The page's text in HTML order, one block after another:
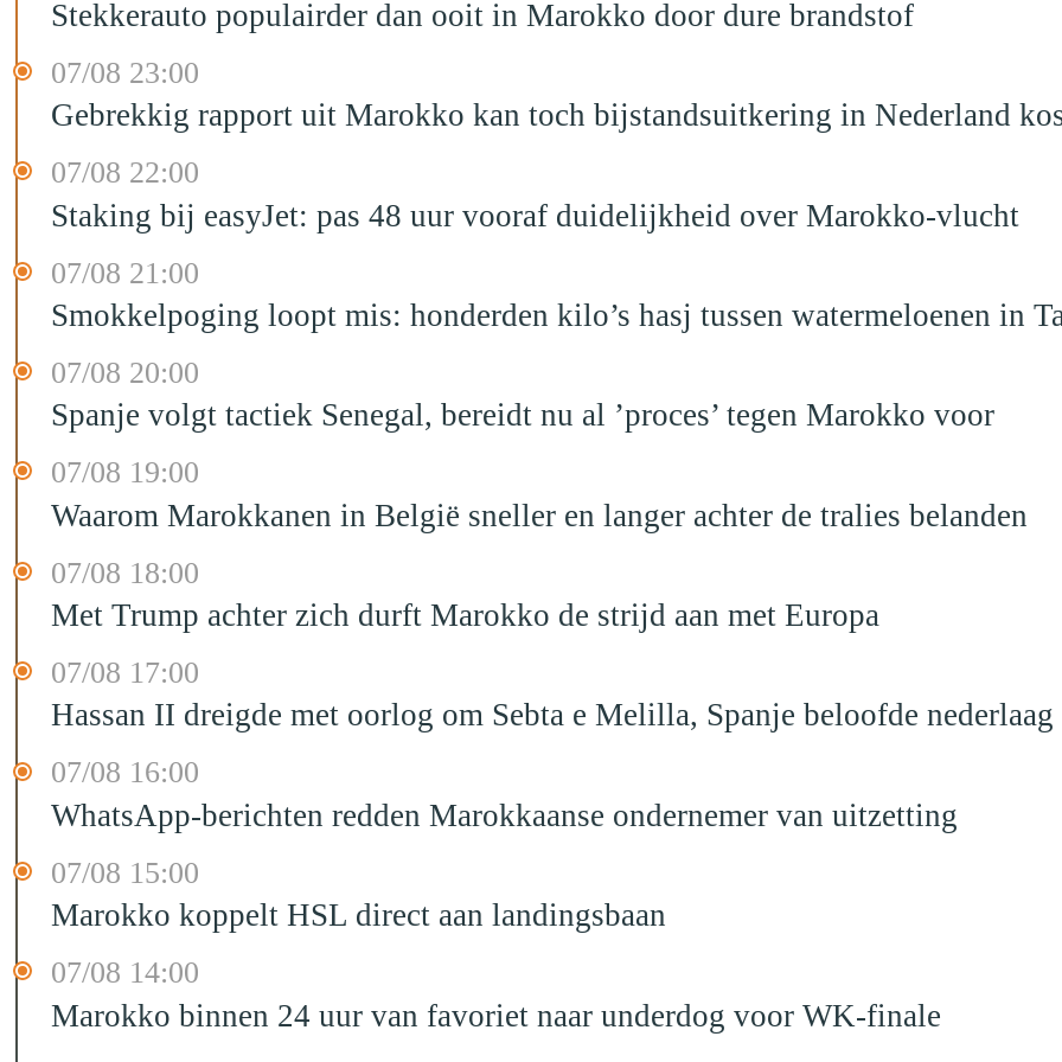
Stekkerauto populairder dan ooit in Marokko door dure brandstof
07/08 23:00
Gebrekkig rapport uit Marokko kan toch bijstandsuitkering in Nederland
07/08 22:00
Staking bij easyJet: pas 48 uur vooraf duidelijkheid over Marokko-vlucht
07/08 21:00
Smokkelpoging loopt mis: honderden kilo’s hasj tussen watermeloenen in
07/08 20:00
Spanje volgt tactiek Senegal, bereidt nu al ’proces’ tegen Marokko voor
07/08 19:00
Waarom Marokkanen in België sneller en langer achter de tralies belanden
07/08 18:00
Met Trump achter zich durft Marokko de strijd aan met Europa
07/08 17:00
Hassan II dreigde met oorlog om Sebta e Melilla, Spanje beloofde nederlaag
07/08 16:00
WhatsApp-berichten redden Marokkaanse ondernemer van uitzetting
07/08 15:00
Marokko koppelt HSL direct aan landingsbaan
07/08 14:00
Marokko binnen 24 uur van favoriet naar underdog voor WK-finale